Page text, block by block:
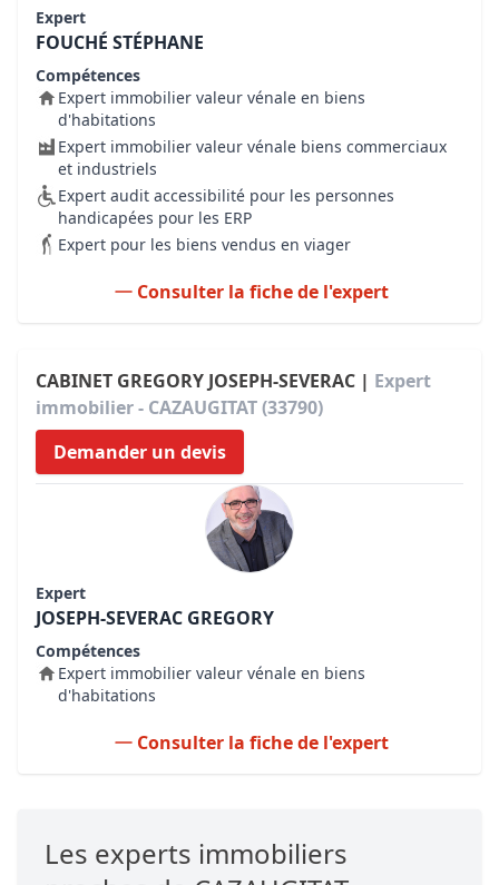
Expert
FOUCHÉ STÉPHANE
Compétences
Expert immobilier valeur vénale en biens
d'habitations
Expert immobilier valeur vénale biens commerciaux
et industriels
Expert audit accessibilité pour les personnes
handicapées pour les ERP
Expert pour les biens vendus en viager
Consulter la fiche de l'expert
CABINET GREGORY JOSEPH-SEVERAC | Expert
immobilier - CAZAUGITAT (33790)
Demander un devis
Expert
JOSEPH-SEVERAC GREGORY
Compétences
Expert immobilier valeur vénale en biens
d'habitations
Consulter la fiche de l'expert
Les experts immobiliers